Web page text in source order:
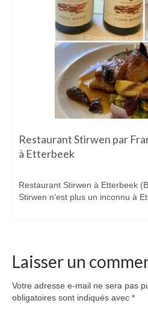
Restaurant Stirwen par
à Etterbeek
Restaurant Stirwen à Etterbeek
Stirwen n’est plus un inconnu à
Laisser un
Votre adresse e-mail ne sera pas
obligatoires sont indiqués avec *